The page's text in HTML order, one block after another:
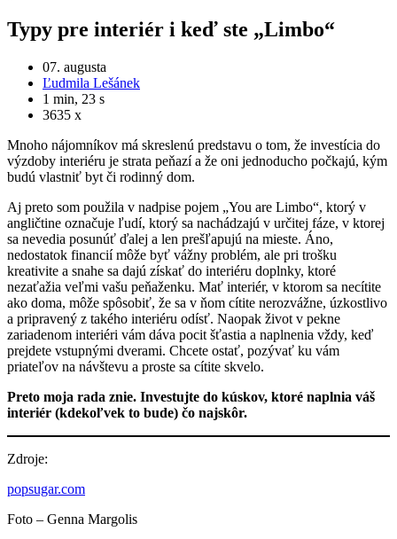
Typy pre interiér i keď ste „Limbo“
07. augusta
Ľudmila Lešánek
1 min, 23 s
3635 x
Mnoho nájomníkov má skreslenú predstavu o tom, že investícia do
výzdoby interiéru je strata peňazí a že oni jednoducho počkajú, kým
budú vlastniť byt či rodinný dom.
Aj preto som použila v nadpise pojem „You are Limbo“, ktorý v
angličtine označuje ľudí, ktorý sa nachádzajú v určitej fáze, v ktorej
sa nevedia posunúť ďalej a len prešľapujú na mieste. Áno,
nedostatok financií môže byť vážny problém, ale pri trošku
kreativite a snahe sa dajú získať do interiéru doplnky, ktoré
nezaťažia veľmi vašu peňaženku. Mať interiér, v ktorom sa necítite
ako doma, môže spôsobiť, že sa v ňom cítite nerozvážne, úzkostlivo
a pripravený z takého interiéru odísť. Naopak život v pekne
zariadenom interiéri vám dáva pocit šťastia a naplnenia vždy, keď
prejdete vstupnými dverami. Chcete ostať, pozývať ku vám
priateľov na návštevu a proste sa cítite skvelo.
Preto moja rada znie. Investujte do kúskov, ktoré naplnia váš
interiér (kdekoľvek to bude) čo najskôr.
Zdroje:
popsugar.com
Foto – Genna Margolis